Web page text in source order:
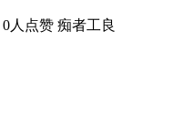
0人点赞 痴者工良